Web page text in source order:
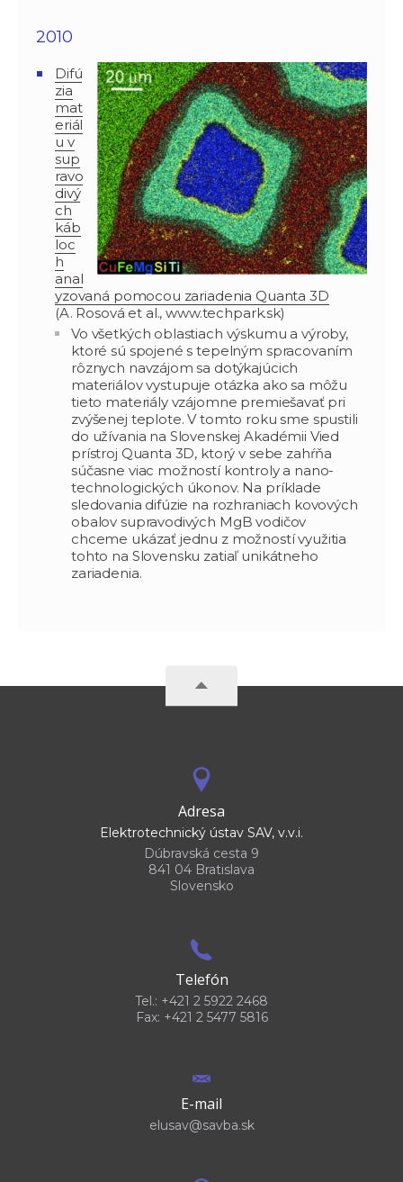
2010
Difú
zia
mat
eriál
u v
sup
ravo
divý
ch
káb
loc
h
anal
yzovaná pomocou zariadenia Quanta 3D
(A. Rosová et al., www.techpark.sk)
Vo všetkých oblastiach výskumu a výroby,
ktoré sú spojené s tepelným spracovaním
rôznych navzájom sa dotýkajúcich
materiálov vystupuje otázka ako sa môžu
tieto materiály vzájomne premiešavať pri
zvýšenej teplote. V tomto roku sme spustili
do užívania na Slovenskej Akadémii Vied
prístroj Quanta 3D, ktorý v sebe zahŕňa
súčasne viac možností kontroly a nano-
technologických úkonov. Na príklade
sledovania difúzie na rozhraniach kovových
obalov supravodivých MgB vodičov
chceme ukázať jednu z možností využitia
tohto na Slovensku zatiaľ unikátneho
zariadenia.
Adresa
Elektrotechnický ústav SAV, v.v.i.
Dúbravská cesta 9
841 04 Bratislava
Slovensko
Telefón
Tel.: +421 2 5922 2468
Fax: +421 2 5477 5816
E-mail
elusav@savba.sk